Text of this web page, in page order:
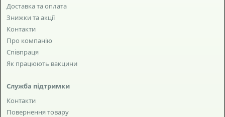
Доставка та оплата
Знижки та акції
Контакти
Про компанію
Співпраця
Як працюють вакцини
Служба підтримки
Контакти
Повернення товару